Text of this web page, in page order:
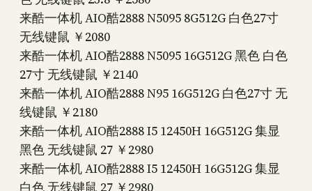
来酷一体机 AIO酷2888 N5095 8G512G 白色27寸
无线键鼠 ￥2080
来酷一体机 AIO酷2888 N5095 16G512G 黑色 白色
27寸 无线键鼠 ￥2140
来酷一体机 AIO酷2888 N95 16G512G 白色27寸 无
线键鼠 ￥2180
来酷一体机 AIO酷2888 I5 12450H 16G512G 集显
黑色 无线键鼠 27 ￥2980
来酷一体机 AIO酷2888 I5 12450H 16G512G 集显
白色 无线键鼠 27 ￥2980